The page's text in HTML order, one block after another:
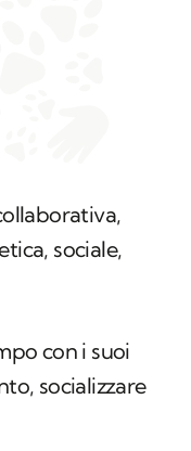
sociale,
con i suoi
socializzare